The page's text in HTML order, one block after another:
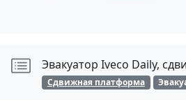
Эвакуатор Iveco Daily,
Сдвижная платформа